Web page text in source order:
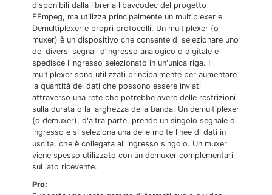
disponibili dalla libreria libavcodec del progetto
FFmpeg, ma utilizza principalmente un multiplexer e
Demultiplexer e propri protocolli. Un multiplexer (o
muxer) è un dispositivo che consente di selezionare uno
dei diversi segnali d’ingresso analogico o digitale e
spedisce l'ingresso selezionato in un'unica riga. I
multiplexer sono utilizzati principalmente per aumentare
la quantità dei dati che possono essere inviati
attraverso una rete che potrebbe avere delle restrizioni
sulla durata o la larghezza della banda. Un demultiplexer
(o demuxer), d'altra parte, prende un singolo segnale di
ingresso e si seleziona una delle molte linee di dati in
uscita, che è collegata all'ingresso singolo. Un muxer
viene spesso utilizzato con un demuxer complementari
sul lato ricevente.
Pro: